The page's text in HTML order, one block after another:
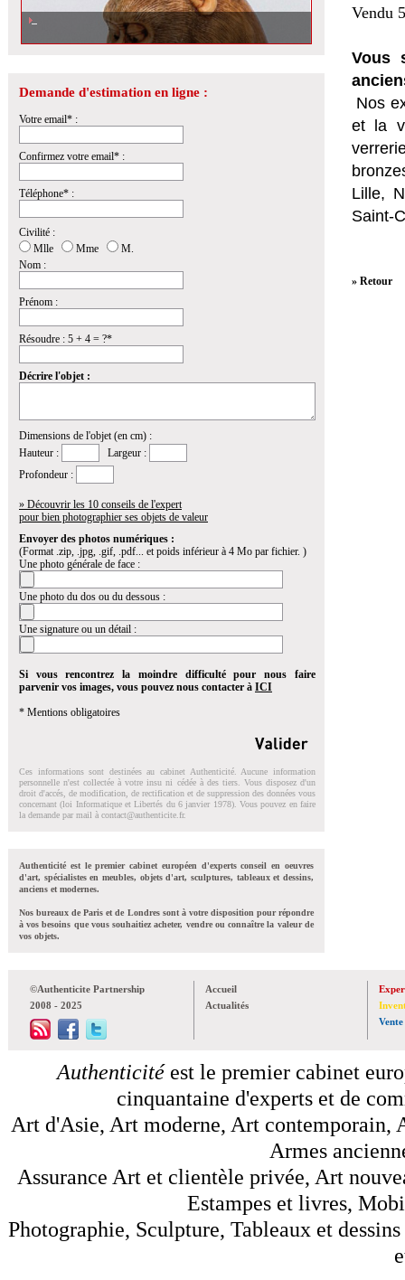
Demande d'estimation en ligne :
Votre email* :
Confirmez votre email* :
Téléphone* :
Civilité :
Mlle
Mme
M.
Nom :
Prénom :
Résoudre : 5 + 4 = ?*
Décrire l'objet :
Dimensions de l'objet (en cm) :
Hauteur :
Largeur :
Profondeur :
» Découvrir les 10 conseils de l'expert
pour bien photographier ses objets de valeur
Envoyer des photos numériques :
(Format .zip, .jpg, .gif, .pdf... et poids inférieur à 4 Mo par fichier. )
Une photo générale de face :
Une photo du dos ou du dessous :
Une signature ou un détail :
Si vous rencontrez la moindre difficulté pour nous faire
parvenir vos images, vous pouvez nous contacter à ICI
* Mentions obligatoires
Ces informations sont destinées au cabinet Authenticité. Aucune information
personnelle n'est collectée à votre insu ni cédée à des tiers. Vous disposez d'un
droit d'accés, de modification, de rectification et de suppression des données vous
concernant (loi Informatique et Libertés du 6 janvier 1978). Vous pouvez en faire
la demande par mail à contact@authenticite.fr.
Authenticité est le premier cabinet européen d'experts conseil en oeuvres
d'art, spécialistes en meubles, objets d'art, sculptures, tableaux et dessins,
anciens et modernes.
Nos bureaux de Paris et de Londres sont à votre disposition pour répondre
à vos besoins que vous souhaitiez acheter, vendre ou connaître la valeur de
vos objets.
Vendu
Vous
Nos
et la
Lille,
Saint-
» Retour
©Authenticite Partnership
2008 - 2025
Accueil
Actualités
Vente
Authenticitéest le premier cabinet
cinquantaine d'experts et de
Art d'Asie, Art moderne, Art contemporain,
Armes
Assurance Art et clientèle privée, Art
Estampes et livres,
Photographie, Sculpture, Tableaux et